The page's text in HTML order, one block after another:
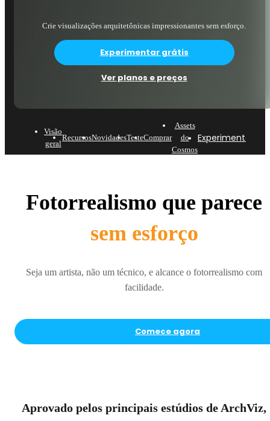
Crie visualizações arquitetônicas impressionantes sem esforço.
Experimentar grátis
Ver planos e preços
Visão
geral
RecursosNovidadesTesteComprar
Assets
do
Cosmos
Experimente
Fotorrealismo que parece
sem esforço
Seja um artista, não um técnico, e alcance o fotorrealismo com
facilidade.
Comece agora
Aprovado pelos principais estúdios de ArchViz,